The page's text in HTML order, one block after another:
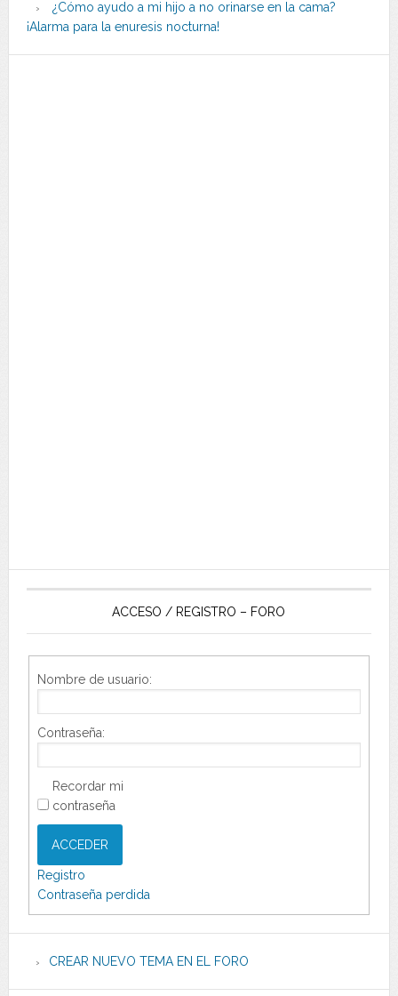
¿Cómo ayudo a mi hijo a no orinarse en la cama?
¡Alarma para la enuresis nocturna!
ACCESO / REGISTRO – FORO
Nombre de usuario:
Contraseña:
Recordar mi
contraseña
ACCEDER
Registro
Contraseña perdida
CREAR NUEVO TEMA EN EL FORO